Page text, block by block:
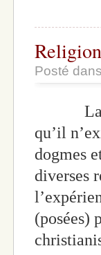
Posté dans
La
qu’il
dogmes
diverses
(posées)